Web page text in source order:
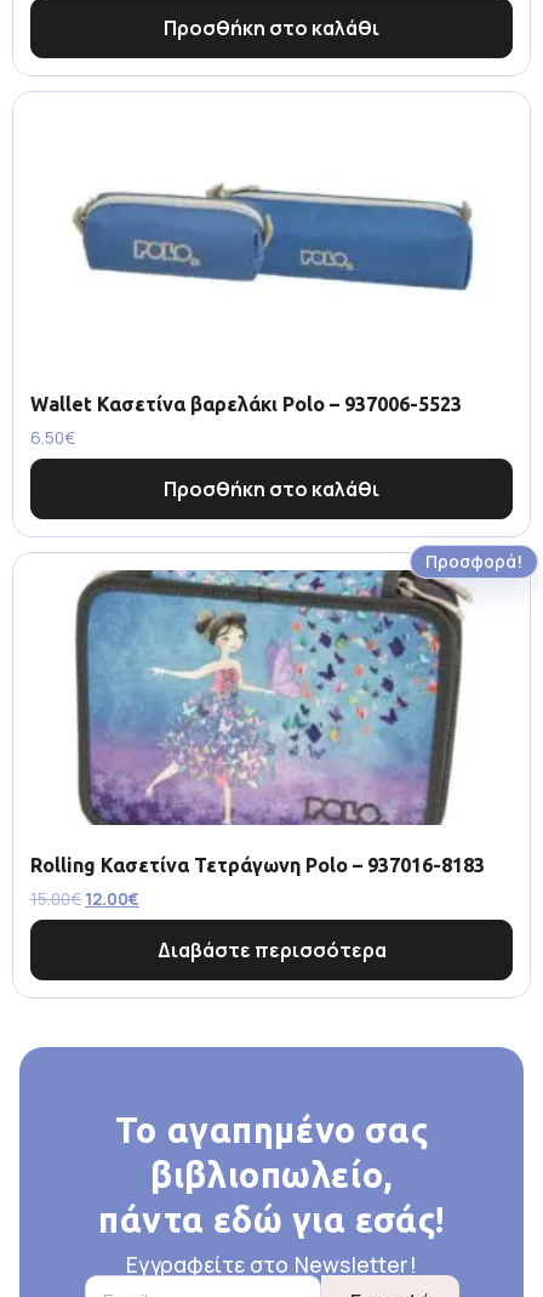
Προσθήκη στο καλάθι
Wallet Κασετίνα βαρελάκι Polo – 937006-5523
6.50€
Προσθήκη στο καλάθι
Προσφορά!
Rolling Κασετίνα Τετράγωνη Polo – 937016-8183
15.00€ 12.00€
Διαβάστε περισσότερα
Το αγαπημένο σας
βιβλιοπωλείο,
πάντα εδώ για εσάς!
Εγγραφείτε στο Newsletter!